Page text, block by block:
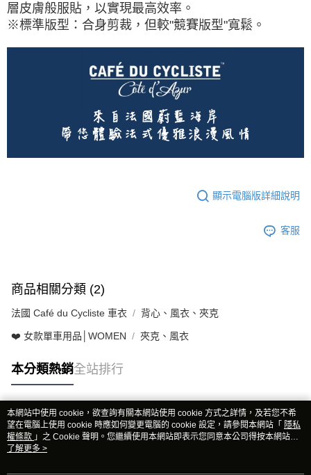
層皮膚般服貼，以實現最高效率。
※標準版型：合身剪裁，但較"競賽版型"寬鬆。
顯示電腦版詳細說明
客服
商品相關分類 (2)
法國 Café du Cycliste 車衣 背心、風衣、夾克
❤️ 女款單車用品│WOMEN 夾克、風衣
本分類熱銷全站排行
熱門標籤
本網站中使用 cookie，欲查詢有關本網站使用 cookie 方式之詳情，及若您不希
望在電腦上使用 cookie 時應如何變更電腦的 cookie 設定，請參閱本網站「 隱私
權條款 」之 Cookie 聲明。您繼續使用本網站即表示您同意本公司得按本網站使
用條款之 Cookie 聲明使用 cookie。
了解更多 >